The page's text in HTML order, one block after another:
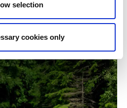
selection
cookies only